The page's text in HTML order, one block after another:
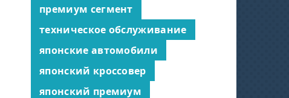
премиум сегмент
техническое обслуживание
японские автомобили
японский кроссовер
японский премиум